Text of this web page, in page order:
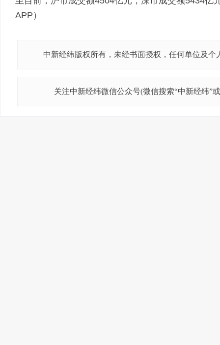
APP）
中新经纬版权所有，未经书面授权，任何单位及
关注中新经纬微信公众号(微信搜索“中新经纬”